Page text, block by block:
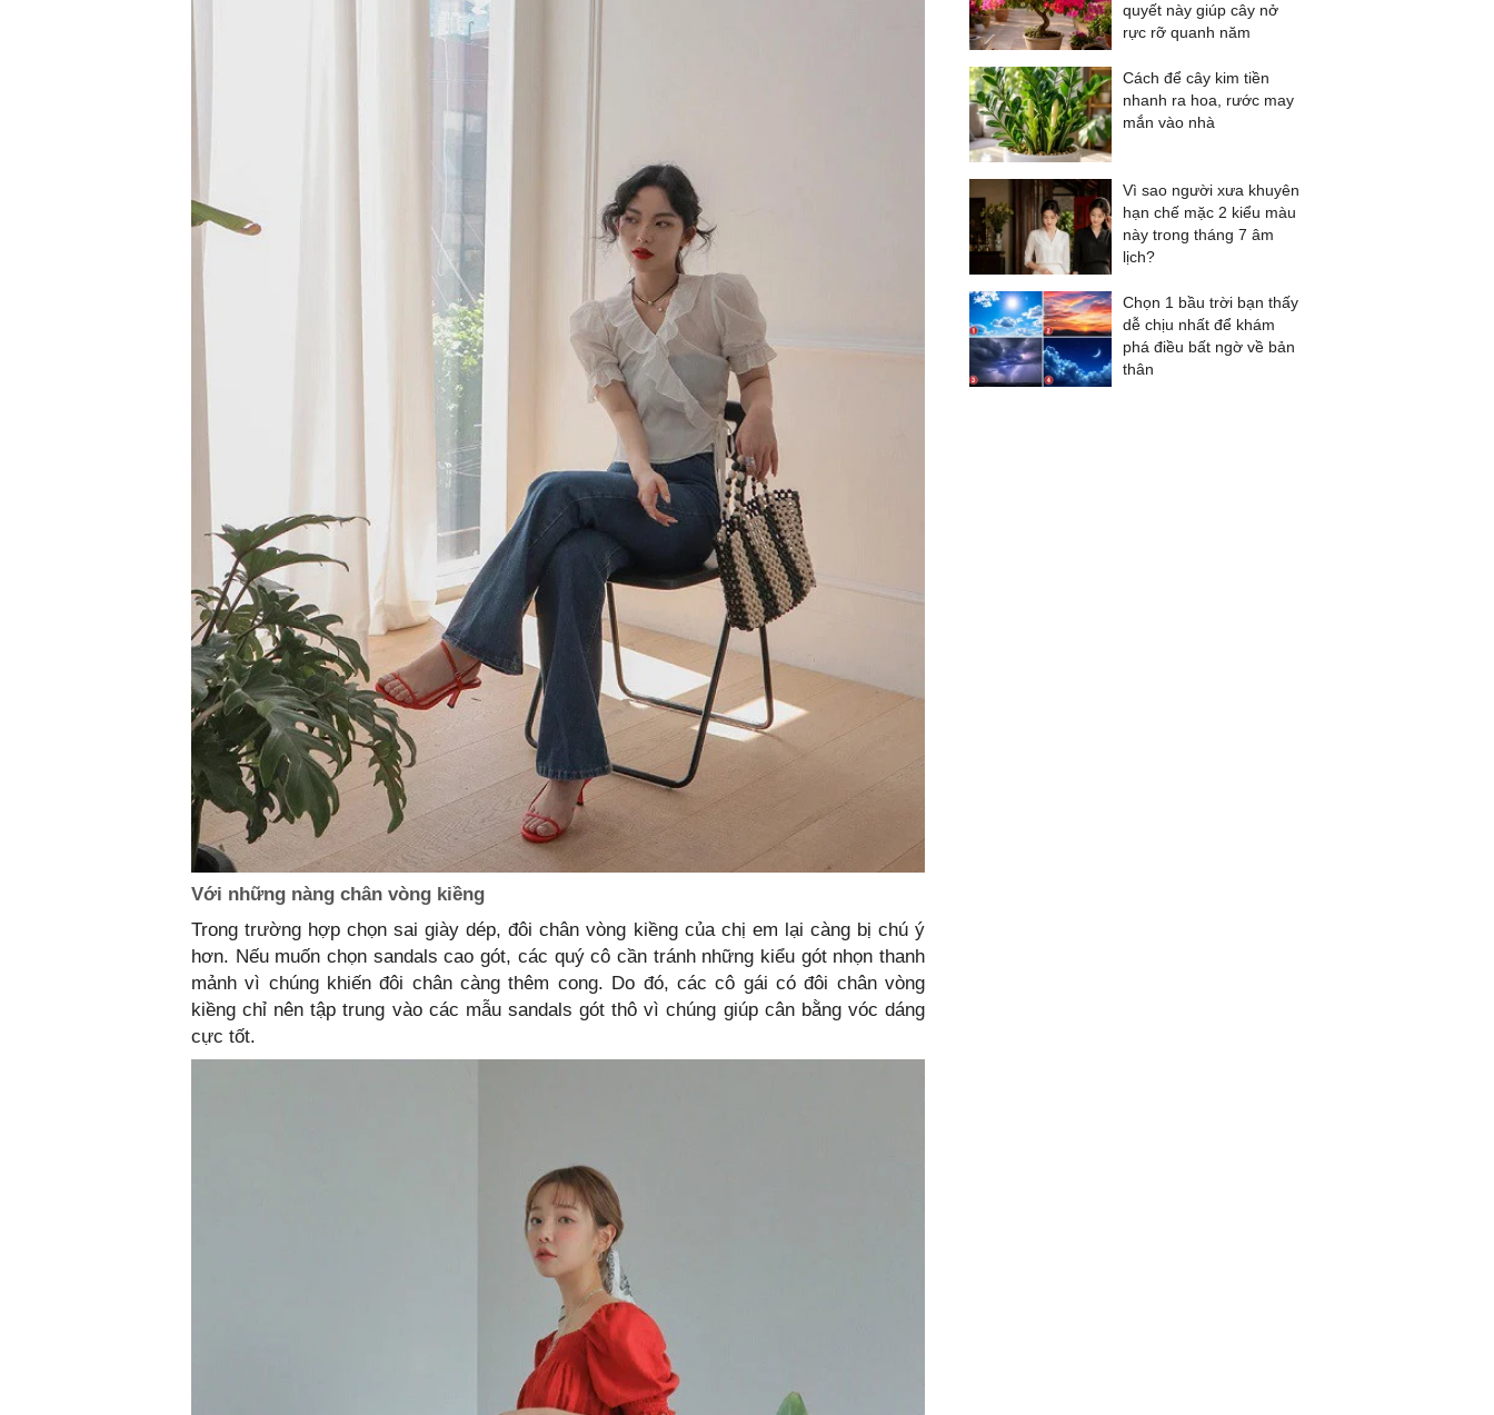
Với những nàng chân vòng kiềng
Trong trường hợp chọn sai giày dép, đôi chân vòng kiềng của chị em lại càng bị chú ý
hơn. Nếu muốn chọn sandals cao gót, các quý cô cần tránh những kiểu gót nhọn thanh
mảnh vì chúng khiến đôi chân càng thêm cong. Do đó, các cô gái có đôi chân vòng
kiềng chỉ nên tập trung vào các mẫu sandals gót thô vì chúng giúp cân bằng vóc dáng
cực tốt.
quyết này giúp cây nở
rực rỡ quanh năm
Cách để cây kim tiền
nhanh ra hoa, rước may
mắn vào nhà
Vì sao người xưa khuyên
hạn chế mặc 2 kiểu màu
này trong tháng 7 âm
lịch?
Chọn 1 bầu trời bạn thấy
dễ chịu nhất để khám
phá điều bất ngờ về bản
thân